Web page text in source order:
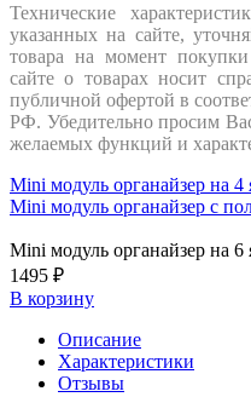
Технические
указанных на сайте,
товара на момент
сайте о товарах носит
публичной офертой в
РФ. Убедительно просим
желаемых функций и
Mini модуль органайзер на 4
Mini модуль органайзер с
Mini модуль органайзер на 6
1495 ₽
В корзину
Описание
Характеристики
Отзывы